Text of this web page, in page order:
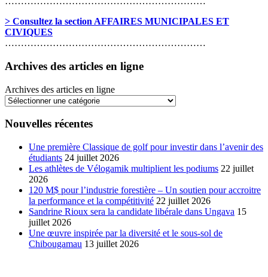
> Consultez la section AFFAIRES MUNICIPALES ET
CIVIQUES
………………………………………………………
Archives des articles en ligne
Archives des articles en ligne
Nouvelles récentes
Une première Classique de golf pour investir dans l’avenir des
étudiants 24 juillet 2026
Les athlètes de Vélogamik multiplient les podiums 22 juillet
2026
120 M$ pour l’industrie forestière – Un soutien pour accroitre
la performance et la compétitivité 22 juillet 2026
Sandrine Rioux sera la candidate libérale dans Ungava 15
juillet 2026
Une œuvre inspirée par la diversité et le sous-sol de
Chibougamau 13 juillet 2026